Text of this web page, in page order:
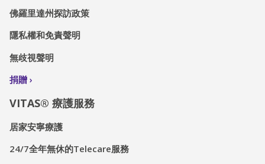
佛羅里達州探訪政策
隱私權和免責聲明
無歧視聲明
捐贈
VITAS® 療護服務
居家安寧療護
24/7全年無休的Telecare服務